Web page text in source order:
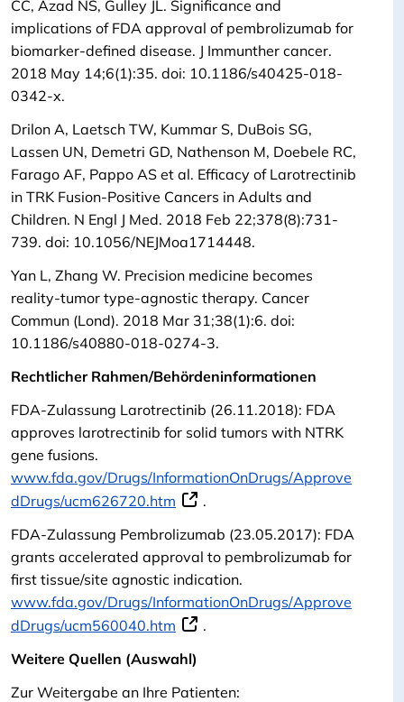
CC, Azad NS, Gulley JL. Significance and
implications of FDA approval of pembrolizumab for
biomarker-defined disease. J Immunther cancer.
2018 May 14;6(1):35. doi: 10.1186/s40425-018-
0342-x.
Drilon A, Laetsch TW, Kummar S, DuBois SG,
Lassen UN, Demetri GD, Nathenson M, Doebele RC,
Farago AF, Pappo AS et al. Efficacy of Larotrectinib
in TRK Fusion-Positive Cancers in Adults and
Children. N Engl J Med. 2018 Feb 22;378(8):731-
739. doi: 10.1056/NEJMoa1714448.
Yan L, Zhang W. Precision medicine becomes
reality-tumor type-agnostic therapy. Cancer
Commun (Lond). 2018 Mar 31;38(1):6. doi:
10.1186/s40880-018-0274-3.
Rechtlicher Rahmen/Behördeninformationen
FDA-Zulassung Larotrectinib (26.11.2018): FDA
approves larotrectinib for solid tumors with NTRK
gene fusions.
www.fda.gov/Drugs/InformationOnDrugs/Approve
dDrugs/ucm626720.htm
.
FDA-Zulassung Pembrolizumab (23.05.2017): FDA
grants accelerated approval to pembrolizumab for
first tissue/site agnostic indication.
www.fda.gov/Drugs/InformationOnDrugs/Approve
dDrugs/ucm560040.htm
.
Weitere Quellen (Auswahl)
Zur Weitergabe an Ihre Patienten: